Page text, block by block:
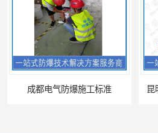
昆明防爆CCC认证的资料